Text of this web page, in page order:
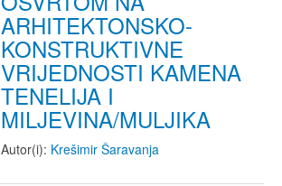
ARHITEKTONSKO-
KONSTRUKTIVNE
VRIJEDNOSTI KAMENA
TENELIJA I
MILJEVINA/MULJIKA
Autor(i): Krešimir Šaravanja